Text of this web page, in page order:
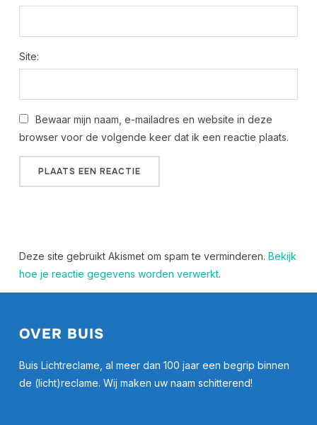
Site:
Bewaar mijn naam, e-mailadres en website in deze
browser voor de volgende keer dat ik een reactie plaats.
Deze site gebruikt Akismet om spam te verminderen. Bekijk
hoe je reactie gegevens worden verwerkt.
OVER BUIS
Buis Lichtreclame, al meer dan 100 jaar een begrip binnen
de (licht)reclame. Wij maken uw naam schitterend!